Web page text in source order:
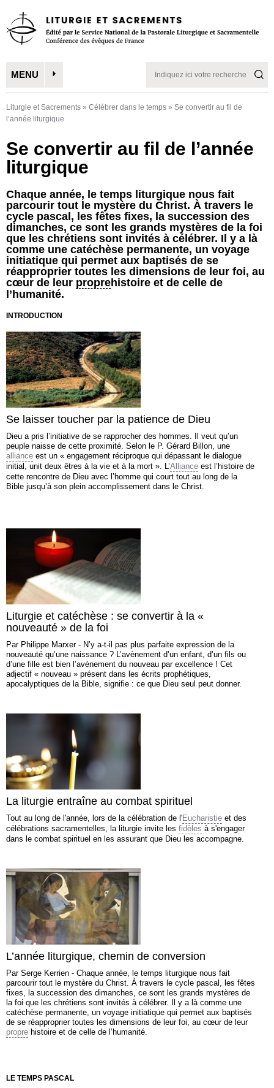
MENU
Liturgie et Sacrements » Célébrer dans le temps » Se convertir au fil de
l’année liturgique
Se convertir au fil de l’année
liturgique
Chaque année, le temps liturgique nous fait
parcourir tout le mystère du Christ. À travers le
cycle pascal, les fêtes fixes, la succession des
dimanches, ce sont les grands mystères de la foi
que les chrétiens sont invités à célébrer. Il y a là
comme une catéchèse permanente, un voyage
initiatique qui permet aux baptisés de se
réapproprier toutes les dimensions de leur foi, au
cœur de leur proprehistoire et de celle de
l’humanité.
INTRODUCTION
Se laisser toucher par la patience de Dieu
Dieu a pris l’initiative de se rapprocher des hommes. Il veut qu’un
peuple naisse de cette proximité. Selon le P. Gérard Billon, une
alliance est un « engagement réciproque qui dépassant le dialogue
initial, unit deux êtres à la vie et à la mort ». L’Alliance est l’histoire de
cette rencontre de Dieu avec l’homme qui court tout au long de la
Bible jusqu’à son plein accomplissement dans le Christ.
Liturgie et catéchèse : se convertir à la «
nouveauté » de la foi
Par Philippe Marxer - N’y a-t-il pas plus parfaite expression de la
nouveauté qu’une naissance ? L’avènement d’un enfant, d’un fils ou
d’une fille est bien l’avènement du nouveau par excellence ! Cet
adjectif « nouveau » présent dans les écrits prophétiques,
apocalyptiques de la Bible, signifie : ce que Dieu seul peut donner.
La liturgie entraîne au combat spirituel
Tout au long de l'année, lors de la célébration de l'Eucharistie et des
célébrations sacramentelles, la liturgie invite les fidèles à s'engager
dans le combat spirituel en les assurant que Dieu les accompagne.
L’année liturgique, chemin de conversion
Par Serge Kerrien - Chaque année, le temps liturgique nous fait
parcourir tout le mystère du Christ. À travers le cycle pascal, les fêtes
fixes, la succession des dimanches, ce sont les grands mystères de
la foi que les chrétiens sont invités à célébrer. Il y a là comme une
catéchèse permanente, un voyage initiatique qui permet aux baptisés
de se réapproprier toutes les dimensions de leur foi, au cœur de leur
propre histoire et de celle de l’humanité.
LE TEMPS PASCAL